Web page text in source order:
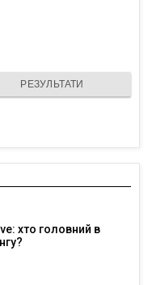
РЕЗУЛЬТАТИ
хто головний в